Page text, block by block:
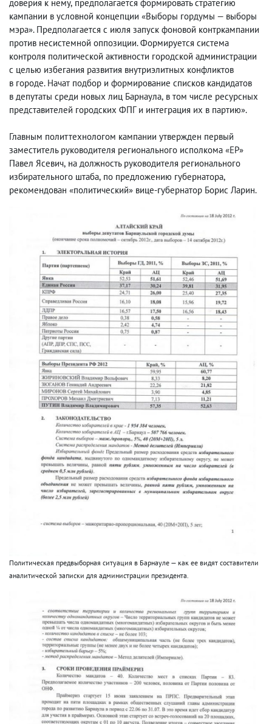
доверия к нему, предполагается формировать стратегию
кампании в условной концепции «Выборы гордумы — выборы
мэра». Предполагается с июля запуск фоновой контркампании
против несистемной оппозиции. Формируется система
контроля политической активности городской администрации
с целью избегания развития внутриэлитных конфликтов
в городе. Начат подбор и формирование списков кандидатов
в депутаты среди новых лиц Барнаула, в том числе ресурсных
представителей городских ФПГ и интеграция их в партию».
Главным политтехнологом кампании утвержден первый
заместитель руководителя регионального исполкома «ЕР»
Павел Ясевич, на должность руководителя регионального
избирательного штаба, по предложению губернатора,
рекомендован «политический» вице-губернатор Борис Ларин.
Политическая предвыборная ситуация в Барнауле — как ее видят составители
аналитической записки для администрации президента.